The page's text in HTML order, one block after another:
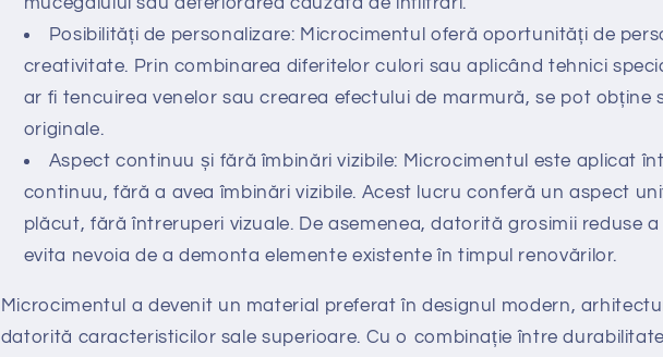
Posibilități de personalizare: Microcimentul oferă oportunități de
creativitate. Prin combinarea diferitelor culori sau aplicând tehnici
ar fi tencuirea venelor sau crearea efectului de marmură, se pot obține
originale.
Aspect continuu și fără îmbinări vizibile: Microcimentul este aplicat
continuu, fără a avea îmbinări vizibile. Acest lucru conferă un aspect
plăcut, fără întreruperi vizuale. De asemenea, datorită grosimii reduse
evita nevoia de a demonta elemente existente în timpul renovărilor.
Microcimentul a devenit un material preferat în designul modern,
datorită caracteristicilor sale superioare. Cu o combinație între